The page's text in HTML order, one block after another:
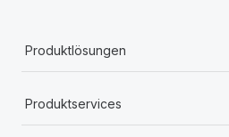
Produktlösungen
Produktservices